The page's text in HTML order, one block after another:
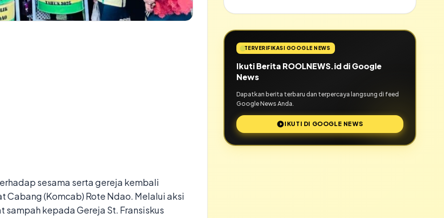
sesama serta gereja kembali
(Komcab) Rote Ndao. Melalui aksi
kepada Gereja St. Fransiskus
TERVERIFIKASI GOOGLE NEWS
Ikuti Berita ROOLNEWS.id di Google
News
Dapatkan berita terbaru dan terpercaya langsung di feed
Google News Anda.
IKUTI DI GOOGLE NEWS